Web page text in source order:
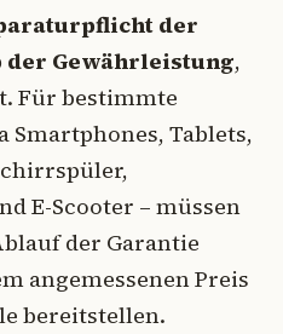
der
Gewährleistung,
Für bestimmte
Smartphones, Tablets,
E-Scooter – müssen
der Garantie
angemessenen Preis
bereitstellen.